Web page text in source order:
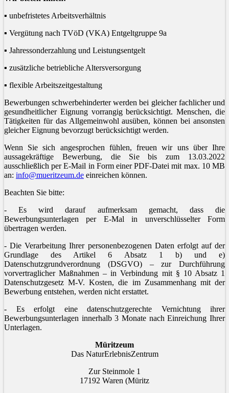
▪ unbefristetes Arbeitsverhältnis
▪ Vergütung nach TVöD (VKA) Entgeltgruppe 9a
▪ Jahressonderzahlung und Leistungsentgelt
▪ zusätzliche betriebliche Altersversorgung
▪ flexible Arbeitszeitgestaltung
Bewerbungen schwerbehinderter werden bei gleicher fachlicher und
gesundheitlicher Eignung vorrangig berücksichtigt. Menschen, die
Tätigkeiten für das Allgemeinwohl ausüben, können bei ansonsten
gleicher Eignung bevorzugt berücksichtigt werden.
Wenn Sie sich angesprochen fühlen, freuen wir uns über Ihre
aussagekräftige Bewerbung, die Sie bis zum 13.03.2022
ausschließlich per E-Mail in Form einer PDF-Datei mit max. 10 MB
an: info@mueritzeum.de einreichen können.
Beachten Sie bitte:
- Es wird darauf aufmerksam gemacht, dass die
Bewerbungsunterlagen per E-Mal in unverschlüsselter Form
übertragen werden.
- Die Verarbeitung Ihrer personenbezogenen Daten erfolgt auf der
Grundlage des Artikel 6 Absatz 1 b) und e)
Datenschutzgrundverordnung (DSGVO) – zur Durchführung
vorvertraglicher Maßnahmen – in Verbindung mit § 10 Absatz 1
Datenschutzgesetz M-V. Kosten, die im Zusammenhang mit der
Bewerbung entstehen, werden nicht erstattet.
- Es erfolgt eine datenschutzgerechte Vernichtung ihrer
Bewerbungsunterlagen innerhalb 3 Monate nach Einreichung Ihrer
Unterlagen.
Müritzeum
Das NaturErlebnisZentrum
Zur Steinmole 1
17192 Waren (Müritz